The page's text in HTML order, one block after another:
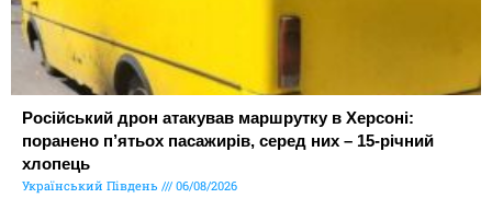
Російський дрон атакував маршрутку в Херсоні:
поранено п’ятьох пасажирів, серед них – 15-річний
хлопець
Український Південь 06/08/2026